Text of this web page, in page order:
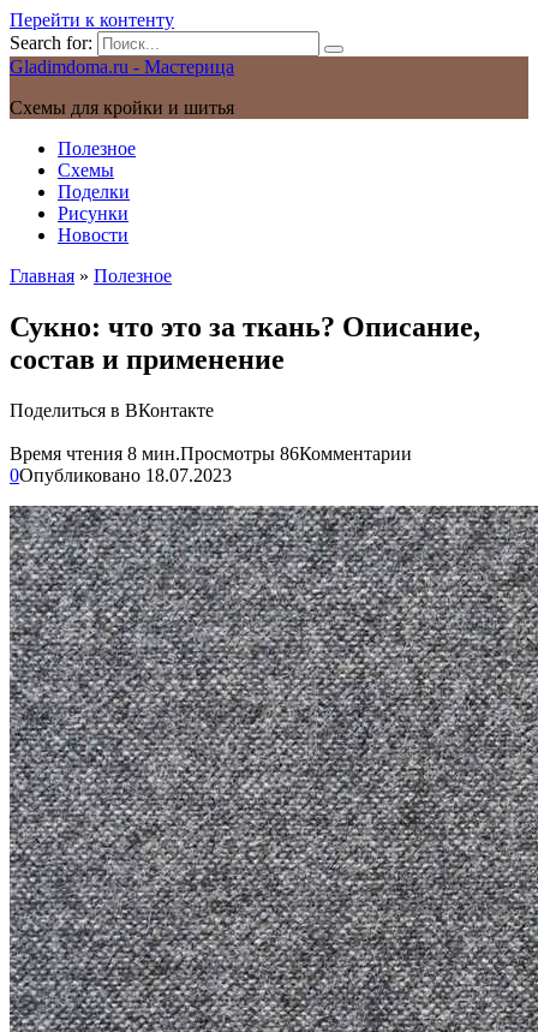
Перейти к контенту
Search for:
Gladimdoma.ru - Мастерица
Схемы для кройки и шитья
Полезное
Схемы
Поделки
Рисунки
Новости
Главная » Полезное
Сукно: что это за ткань? Описание,
состав и применение
Поделиться в ВКонтакте
Время чтения 8 мин.Просмотры 86Комментарии
0Опубликовано 18.07.2023